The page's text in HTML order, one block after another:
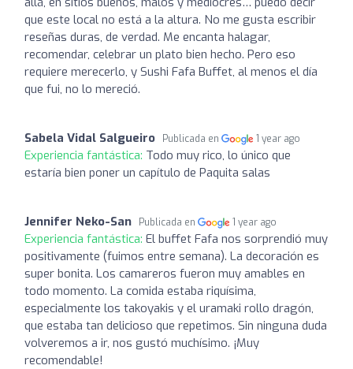
que este local no está a la altura. No me gusta escribir
reseñas duras, de verdad. Me encanta halagar,
recomendar, celebrar un plato bien hecho. Pero eso
requiere merecerlo, y Sushi Fafa Buffet, al menos el día
que fui, no lo mereció.
Sabela Vidal Salgueiro Publicada en 1 year ago
Experiencia fantástica: Todo muy rico, lo único que
estaría bien poner un capítulo de Paquita salas
Jennifer Neko-San Publicada en 1 year ago
Experiencia fantástica: El buffet Fafa nos sorprendió muy
positivamente (fuimos entre semana). La decoración es
super bonita. Los camareros fueron muy amables en
todo momento. La comida estaba riquísima,
especialmente los takoyakis y el uramaki rollo dragón,
que estaba tan delicioso que repetimos. Sin ninguna duda
volveremos a ir, nos gustó muchísimo. ¡Muy
recomendable!